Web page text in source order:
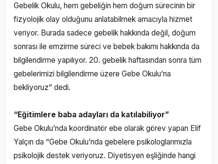
Gebelik Okulu, hem gebeliğin hem doğum sürecinin bir
fizyolojik olay olduğunu anlatabilmek amacıyla hizmet
veriyor. Burada sadece gebelik hakkında değil, doğum
sonrası ile emzirme süreci ve bebek bakımı hakkında da
bilgilendirme yapılıyor. 20. gebelik haftasından sonra tüm
gebelerimizi bilgilendirme üzere Gebe Okulu’na
bekliyoruz” dedi.
“Eğitimlere baba adayları da katılabiliyor”
Gebe Okulu’nda koordinatör ebe olarak görev yapan Elif
Yalçın da “Gebe Okulu’nda gebelere psikologlarımızla
psikolojik destek veriyoruz. Diyetisyen eşliğinde hangi